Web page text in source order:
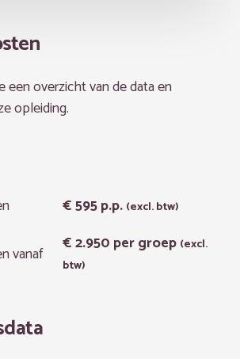
een overzicht van de data en
opleiding.
€ 595p.p. (excl. btw)
vanaf € 2.950 per groep (excl.
btw)